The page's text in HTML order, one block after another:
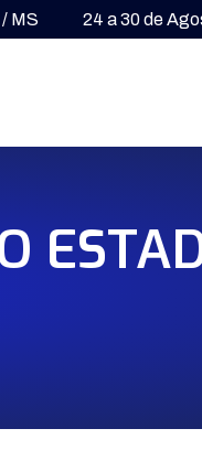
MS 24 a 30 de